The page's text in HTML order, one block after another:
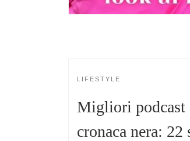
LIFESTYLE
Migliori podcast
cronaca nera: 22